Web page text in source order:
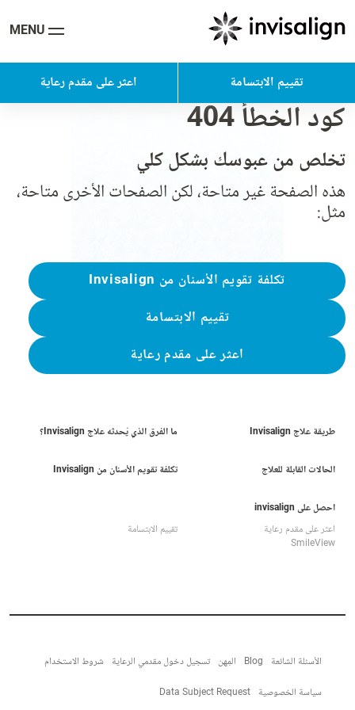
MENU
تقييم الابتسامة اعثر على مقدم رعاية
كود الخطأ 404
تخلص من عبوسك بشكل كلي
هذه الصفحة غير متاحة، لكن الصفحات الأخرى متاحة،
مثل:
تكلفة تقويم الأسنان من Invisalign
تقييم الابتسامة
اعثر على مقدم رعاية
طريقة علاج Invisalign ما الفرق الذي يُحدثه علاج Invisalign؟
الحالات القابلة للعلاج تكلفة تقويم الأسنان من Invisalign
احصل على invisalign
اعثر على مقدم رعاية
تقييم الابتسامة
SmileView
الأسئلة الشائعة Blog المِهن تسجيل دخول مقدمي الرعاية شروط الاستخدام
سياسة الخصوصية Data Subject Request